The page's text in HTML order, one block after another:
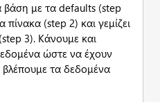
βάση με τα defaults (step
πίνακα (step 2) και γεμίζει
3). Κάνουμε και
ώστε να έχουν
βλέπουμε τα δεδομένα